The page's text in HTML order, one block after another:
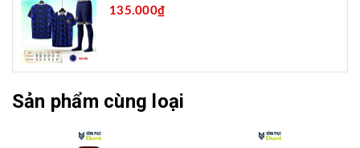
135.000₫
Sản phẩm cùng loại